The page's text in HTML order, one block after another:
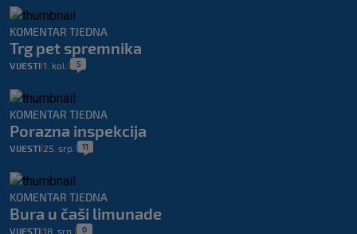
KOMENTAR TJEDNA
Trg pet spremnika
VIJESTI 1. kol. 5
KOMENTAR TJEDNA
Porazna inspekcija
VIJESTI 25. srp. 11
KOMENTAR TJEDNA
Bura u čaši limunade
VIJESTI 18. srp. 0